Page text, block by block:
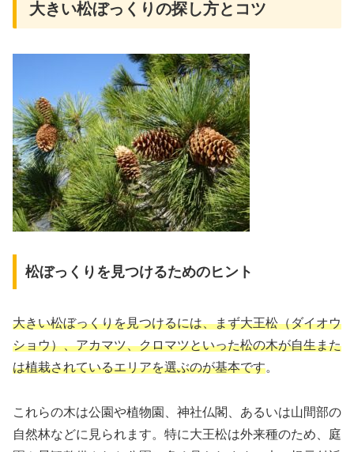
大きい松ぼっくりの探し方とコツ
松ぼっくりを見つけるためのヒント
大きい松ぼっくりを見つけるには、まず大王松（ダイオウ
ショウ）、アカマツ、クロマツといった松の木が自生また
は植栽されているエリアを選ぶのが基本です。
これらの木は公園や植物園、神社仏閣、あるいは山間部の
自然林などに見られます。特に大王松は外来種のため、庭